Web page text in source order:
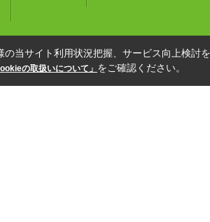
の当サイト利用状況把握、サービス向上検討
の取扱いについて」 をご確認ください。